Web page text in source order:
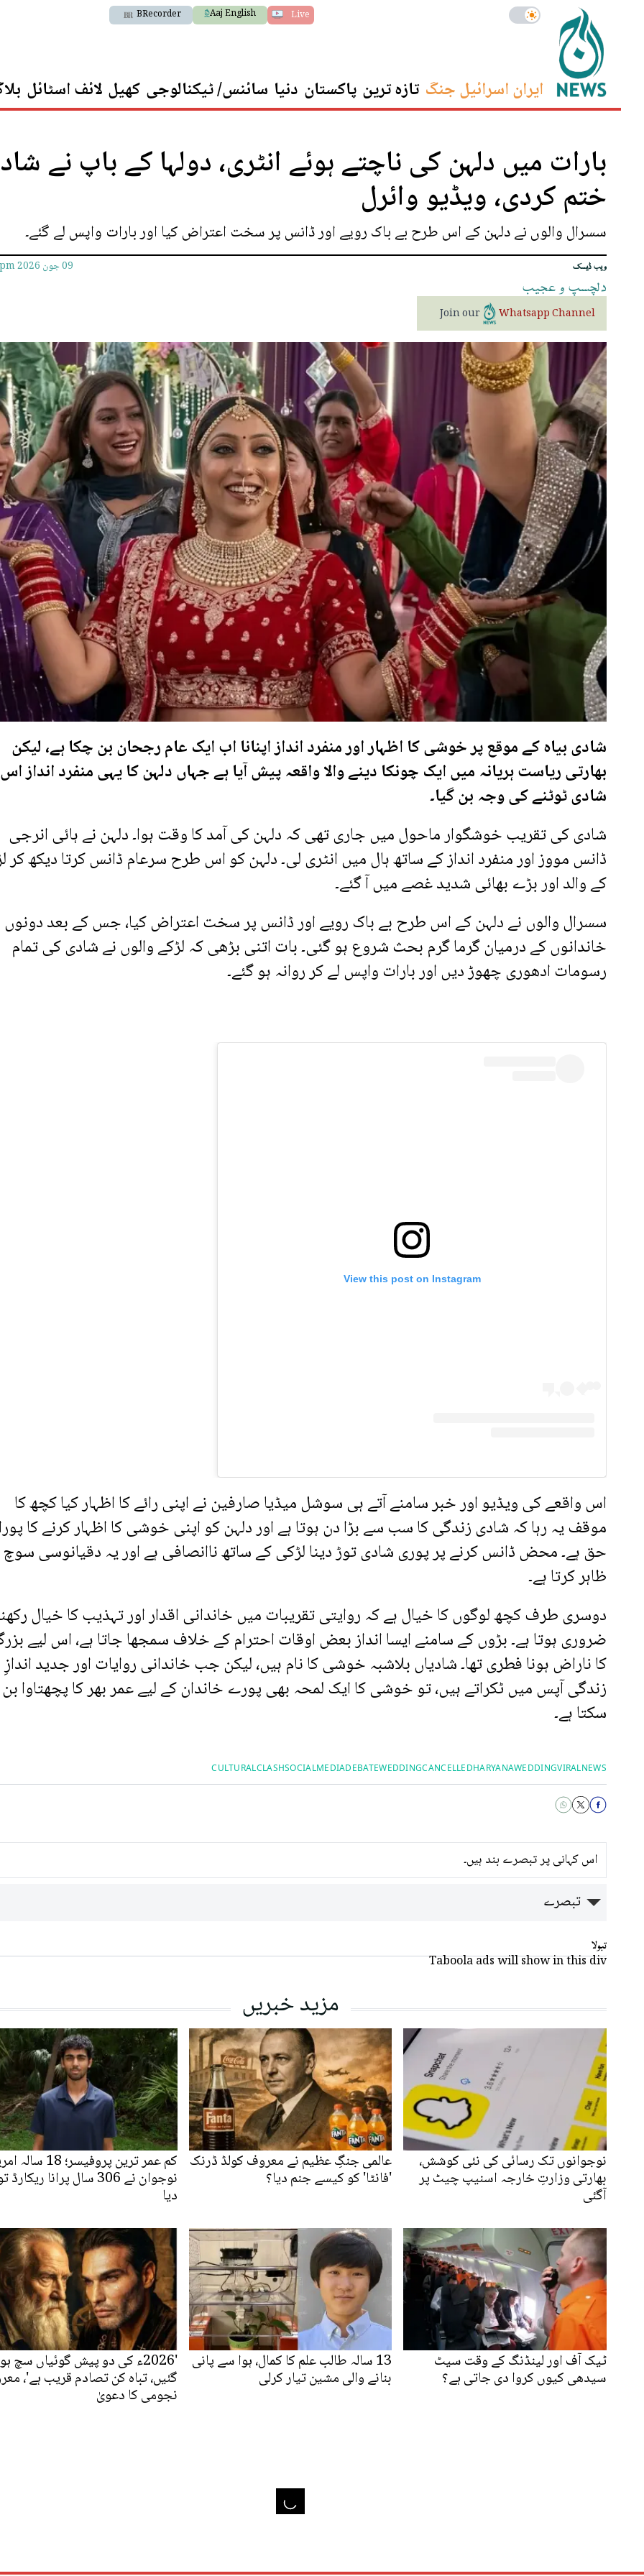
Live
Aaj English
BRecorder
ایران اسرائیل جنگ تازہ ترین پاکستان دنیا سائنس/ ٹیکنالوجی کھیل لائف اسٹائل
بارات میں دلہن کی ناچتے ہوئے انٹری، دولہا کے باپ نے
ختم کردی، ویڈیو وائرل
سسرال والوں نے دلہن کے اس طرح بے باک رویے اور ڈانس پر سخت اعتراض کیا اور بارات واپس لے گئے۔
ویب ڈیسک 09 جون 2026
دلچسپ و عجیب
Join our Whatsapp Channel
شادی بیاہ کے موقع پر خوشی کا اظہار اور منفرد انداز اپنانا اب ایک عام رجحان بن چکا ہے، لیکن
بھارتی ریاست ہریانہ میں ایک چونکا دینے والا واقعہ پیش آیا ہے جہاں دلہن کا یہی منفرد انداز
شادی ٹوٹنے کی وجہ بن گیا۔
شادی کی تقریب خوشگوار ماحول میں جاری تھی کہ دلہن کی آمد کا وقت ہوا۔ دلہن نے ہائی انرجی
ڈانس مووز اور منفرد انداز کے ساتھ ہال میں انٹری لی۔ دلہن کو اس طرح سرعام ڈانس کرتا دیکھ کر
کے والد اور بڑے بھائی شدید غصے میں آ گئے۔
سسرال والوں نے دلہن کے اس طرح بے باک رویے اور ڈانس پر سخت اعتراض کیا، جس کے بعد دونوں
خاندانوں کے درمیان گرما گرم بحث شروع ہو گئی۔ بات اتنی بڑھی کہ لڑکے والوں نے شادی کی تمام
رسومات ادھوری چھوڑ دیں اور بارات واپس لے کر روانہ ہو گئے۔
View this post on Instagram
اس واقعے کی ویڈیو اور خبر سامنے آتے ہی سوشل میڈیا صارفین نے اپنی رائے کا اظہار کیا کچھ کا
موقف یہ رہا کہ شادی زندگی کا سب سے بڑا دن ہوتا ہے اور دلہن کو اپنی خوشی کا اظہار کرنے کا
حق ہے۔ محض ڈانس کرنے پر پوری شادی توڑ دینا لڑکی کے ساتھ ناانصافی ہے اور یہ دقیانوسی
ظاہر کرتا ہے۔
دوسری طرف کچھ لوگوں کا خیال ہے کہ روایتی تقریبات میں خاندانی اقدار اور تہذیب کا خیال
ضروری ہوتا ہے۔ بڑوں کے سامنے ایسا انداز بعض اوقات احترام کے خلاف سمجھا جاتا ہے، اس لیے
کا ناراض ہونا فطری تھا۔ شادیاں بلاشبہ خوشی کا نام ہیں، لیکن جب خاندانی روایات اور جدید اندازِ
زندگی آپس میں ٹکراتے ہیں، تو خوشی کا ایک لمحہ بھی پورے خاندان کے لیے عمر بھر کا پچھتاوا بن
سکتا ہے۔
VIRALNEWS
HARYANAWEDDING
WEDDINGCANCELLED
SOCIALMEDIADEBATE
CULTURALCLASH
اس کہانی پر تبصرے بند ہیں۔
تبصرے
تبولا
Taboola ads will show in this div
مزید خبریں
نوجوانوں تک رسائی کی نئی کوشش،
بھارتی وزارتِ خارجہ اسنیپ چیٹ پر
آگئی
عالمی جنگِ عظیم نے معروف کولڈ ڈرنک
'فانٹا' کو کیسے جنم دیا؟
کم عمر ترین پروفیسر؛
نوجوان نے 306 سال پرانا
دیا
ٹیک آف اور لینڈنگ کے وقت سیٹ
سیدھی کیوں کروا دی جاتی ہے؟
13 سالہ طالب علم کا کمال، ہوا سے پانی
بنانے والی مشین تیار کرلی
'2026ء کی دو پیش گوئیاں سچ ہو
گئیں، تباہ کن تصادم قریب ہے'،
نجومی کا دعویٰ